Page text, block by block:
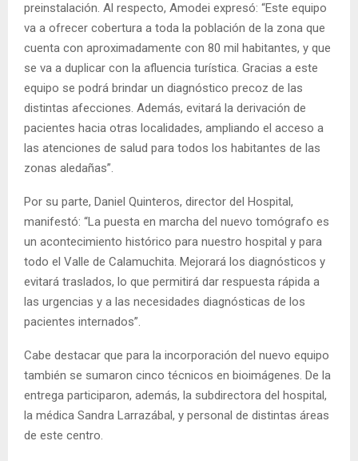
preinstalación. Al respecto, Amodei expresó: “Este equipo
va a ofrecer cobertura a toda la población de la zona que
cuenta con aproximadamente con 80 mil habitantes, y que
se va a duplicar con la afluencia turística. Gracias a este
equipo se podrá brindar un diagnóstico precoz de las
distintas afecciones. Además, evitará la derivación de
pacientes hacia otras localidades, ampliando el acceso a
las atenciones de salud para todos los habitantes de las
zonas aledañas”.
Por su parte, Daniel Quinteros, director del Hospital,
manifestó: “La puesta en marcha del nuevo tomógrafo es
un acontecimiento histórico para nuestro hospital y para
todo el Valle de Calamuchita. Mejorará los diagnósticos y
evitará traslados, lo que permitirá dar respuesta rápida a
las urgencias y a las necesidades diagnósticas de los
pacientes internados”.
Cabe destacar que para la incorporación del nuevo equipo
también se sumaron cinco técnicos en bioimágenes. De la
entrega participaron, además, la subdirectora del hospital,
la médica Sandra Larrazábal, y personal de distintas áreas
de este centro.